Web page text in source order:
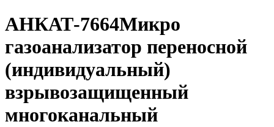
АНКАТ-7664Микро
газоанализатор переносной
(индивидуальный)
взрывозащищенный
многоканальный